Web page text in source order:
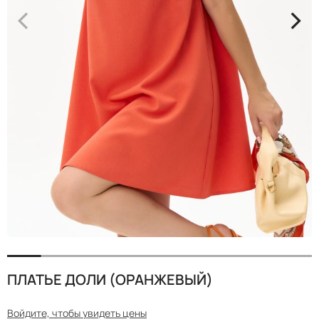
< >
ПЛАТЬЕ ДОЛИ (ОРАНЖЕВЫЙ)
Войдите, чтобы увидеть цены